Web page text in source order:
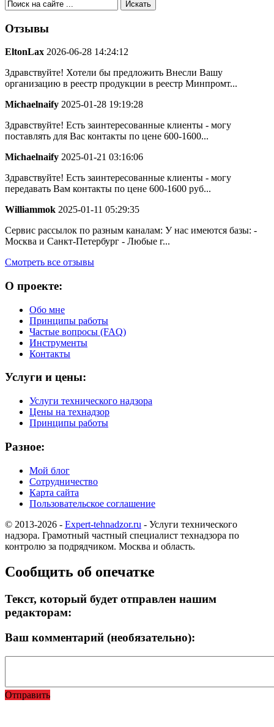
Отзывы
EltonLax 2026-06-28 14:24:12
Здравствуйте! Хотели бы предложить Внесли Вашу
организацию в реестр продукции в реестр Минпромт...
Michaelnaify 2025-01-28 19:19:28
Здравствуйте! Есть заинтересованные клиенты - могу
поставлять для Вас контакты по цене 600-1600...
Michaelnaify 2025-01-21 03:16:06
Здравствуйте! Есть заинтересованные клиенты - могу
передавать Вам контакты по цене 600-1600 руб...
Williammok 2025-01-11 05:29:35
Сервис рассылок по разным каналам: У нас имеются базы: -
Москва и Санкт-Петербург - Любые г...
Смотреть все отзывы
О проекте:
Обо мне
Принципы работы
Частые вопросы (FAQ)
Инструменты
Контакты
Услуги и цены:
Услуги технического надзора
Цены на технадзор
Принципы работы
Разное:
Мой блог
Сотрудничество
Карта сайта
Пользовательское соглашение
© 2013-2026 - Expert-tehnadzor.ru - Услуги технического
надзора. Грамотный частный специалист технадзора по
контролю за подрядчиком. Москва и область.
Сообщить об опечатке
Текст, который будет отправлен нашим
редакторам:
Ваш комментарий (необязательно):
Отправить